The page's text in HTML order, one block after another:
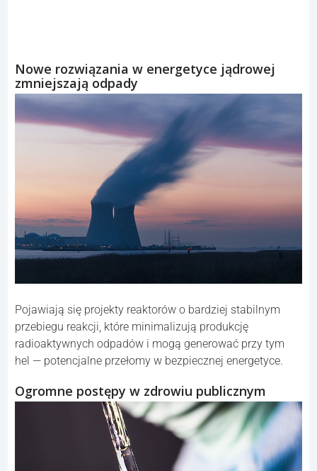
Nowe rozwiązania w energetyce jądrowej
zmniejszają odpady
Pojawiają się projekty reaktorów o bardziej stabilnym
przebiegu reakcji, które minimalizują produkcję
radioaktywnych odpadów i mogą generować przy tym
hel — potencjalne przełomy w bezpiecznej energetyce.
Ogromne postępy w zdrowiu publicznym